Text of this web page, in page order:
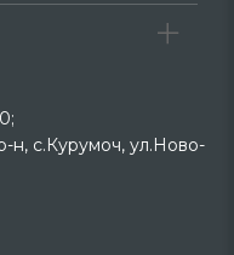
н, с.Курумоч, ул.Ново-